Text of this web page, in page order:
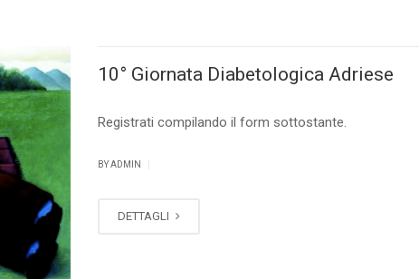
10° Giornata Diabetologica Adriese
Registrati compilando il form sottostante.
BY ADMIN
DETTAGLI